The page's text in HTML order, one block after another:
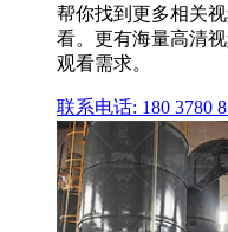
帮你找到更多相关
看。更有海量高清
观看需求。
联系电话: 180 3780